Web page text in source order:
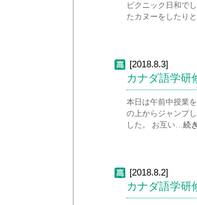
ピクニック日和で
たカヌーをしたり
[2018.8.3]
カナダ語学研
本日は午前中授業
の上からジャンプ
した。 お互い…続
[2018.8.2]
カナダ語学研